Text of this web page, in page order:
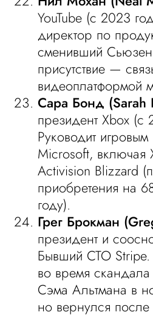
YouTube (с 2023
директор по
сменивший
присутствие —
видеоплатформой
Сара Бонд (Sarah
президент Xbox (с
Руководит
Microsoft, включая
Activision Blizzard
приобретения на
году).
Грег Брокман
президент и
Бывший CTO
во время
Сэма Альтмана в
но вернулся после